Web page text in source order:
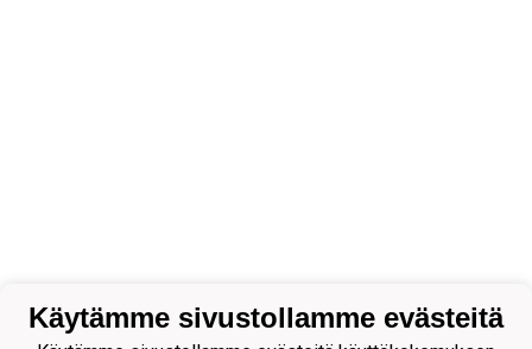
Käytämme sivustollamme evästeitä